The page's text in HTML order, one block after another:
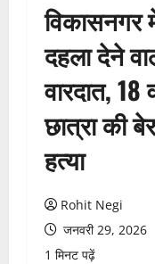
विकासनगर
दहला देने
वारदात, 18
छात्रा की
हत्या
Rohit Negi
जनवरी 29, 2026
1 मिनट पढ़ें